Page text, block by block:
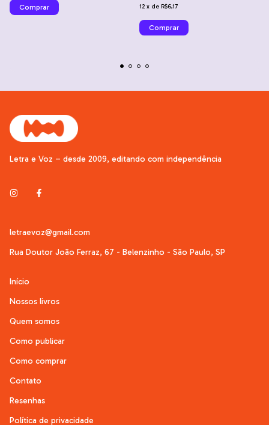
12 x de R$6,17
Letra e Voz – desde 2009, editando com independência
letraevoz@gmail.com
Rua Doutor João Ferraz, 67 - Belenzinho - São Paulo, SP
Início
Nossos livros
Quem somos
Como publicar
Como comprar
Contato
Resenhas
Política de privacidade